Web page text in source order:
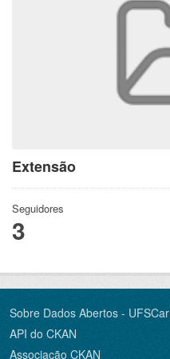
Extensão
Seguidores
3
Sobre Dados Abertos - UFSCar
API do CKAN
Associação CKAN